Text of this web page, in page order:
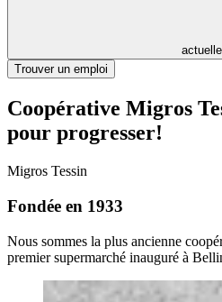
actuelle
Trouver un emploi
Coopérative Migros
pour progresser!
Migros Tessin
Fondée en 1933
Nous sommes la plus ancienne
premier supermarché inauguré à